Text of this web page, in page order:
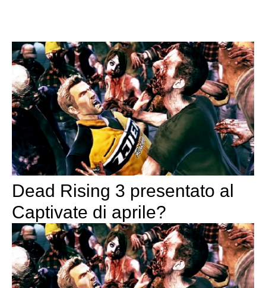
Dead Rising 3 presentato al
Captivate di aprile?